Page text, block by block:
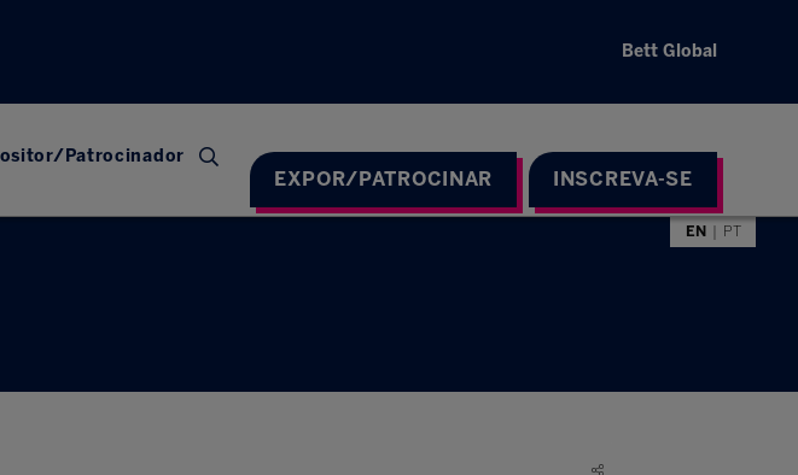
Bett Global
Patrocinador
EXPOR/PATROCINAR INSCREVA-SE
EN PT